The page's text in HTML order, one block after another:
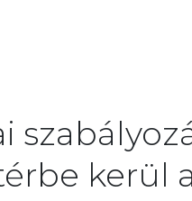
kerül